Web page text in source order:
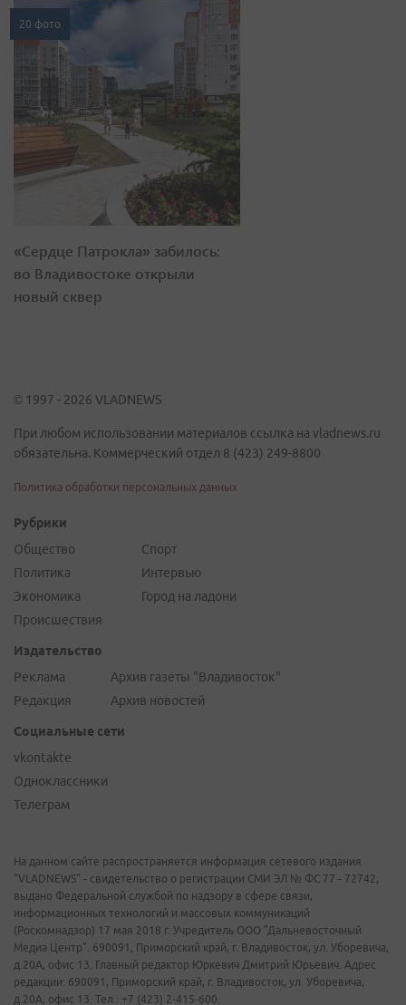
20 фото
«Сердце Патрокла» забилось:
во Владивостоке открыли
новый сквер
© 1997 - 2026 VLADNEWS
При любом использовании материалов ссылка на vladnews.ru
обязательна. Коммерческий отдел 8 (423) 249-8800
Политика обработки персональных данных
Рубрики
Общество
Политика
Экономика
Происшествия
Спорт
Интервью
Город на ладони
Издательство
Реклама
Редакция
Архив газеты "Владивосток"
Архив новостей
Социальные сети
vkontakte
Одноклассники
Телеграм
На данном сайте распространяется информация сетевого издания
"VLADNEWS" - свидетельство о регистрации СМИ ЭЛ № ФС 77 - 72742,
выдано Федеральной службой по надзору в сфере связи,
информационных технологий и массовых коммуникаций
(Роскомнадзор) 17 мая 2018 г. Учредитель ООО "Дальневосточный
Медиа Центр". 690091, Приморский край, г. Владивосток, ул. Уборевича,
д.20А, офис 13. Главный редактор Юркевич Дмитрий Юрьевич. Адрес
редакции: 690091, Приморский край, г. Владивосток, ул. Уборевича,
д.20А, офис 13. Тел.: +7 (423) 2-415-600.